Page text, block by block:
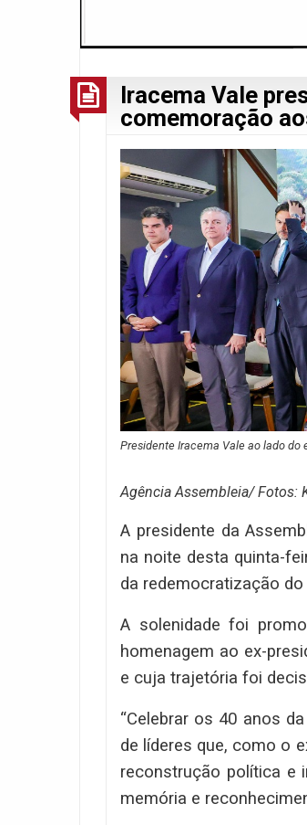
Iracema Vale
comemoração
Presidente Iracema Vale ao lado do
Agência Assembleia/ Fotos:
A presidente da
na noite desta quinta-
da redemocratização
A solenidade foi
homenagem ao ex-
e cuja trajetória foi
“Celebrar os 40 anos
de líderes que, como o
reconstrução política e
memória e